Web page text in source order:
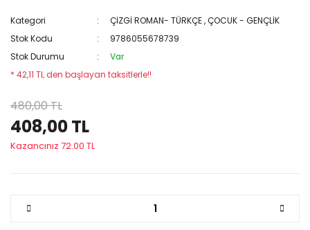
Kategori ÇİZGİ ROMAN- TÜRKÇE,ÇOCUK - GENÇLİK
Stok Kodu
9786055678739
Stok Durumu
Var
* 42,11 TL den başlayan taksitlerle!!
480,00 TL
408,00 TL
Kazancınız 72.00 TL